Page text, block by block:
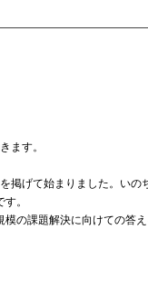
ます。
掲げて始まりました。いの
。
の課題解決に向けての答